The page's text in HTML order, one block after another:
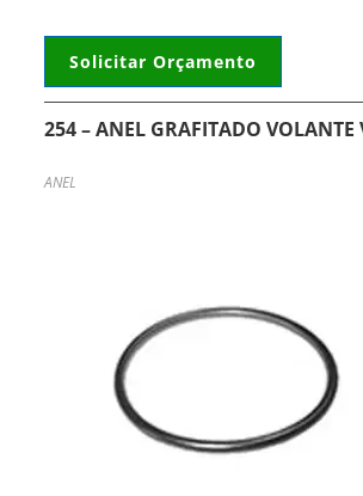
Solicitar Orçamento
254 – ANEL GRAFITADO VOLANTE
ANEL